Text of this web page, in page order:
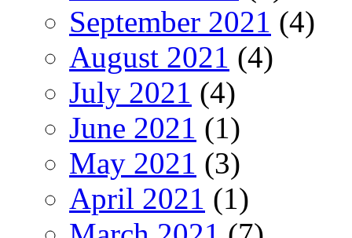
September 2021 (4)
August 2021 (4)
July 2021 (4)
June 2021 (1)
May 2021 (3)
April 2021 (1)